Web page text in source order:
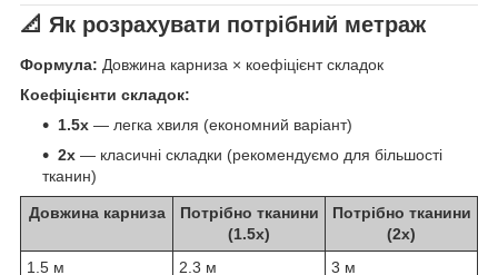
📐 Як розрахувати потрібний метраж
Формула: Довжина карниза × коефіцієнт складок
Коефіцієнти складок:
1.5x — легка хвиля (економний варіант)
2x — класичні складки (рекомендуємо для більшості
тканин)
Довжина карниза
Потрібно тканини
(1.5x)
Потрібно тканини
(2x)
1.5 м
2.3 м
3 м